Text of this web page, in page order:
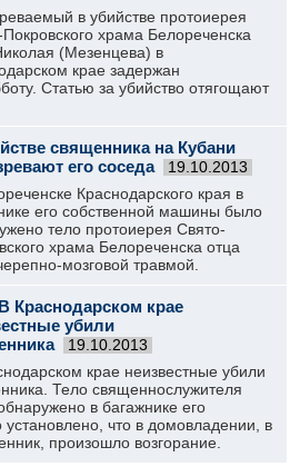
в убийстве протоиерея
храма Белореченска
(Мезенцева) в
крае задержан
Статью за убийство отягощают
священника на Кубани
его соседа
19.10.2013
Краснодарского края в
его собственной машины было
тело протоиерея Свято-
храма Белореченска отца
мозговой травмой.
Краснодарском крае
убили
19.10.2013
крае неизвестные убили
Тело священнослужителя
в багажнике его
что в домовладении, в
произошло возгорание.